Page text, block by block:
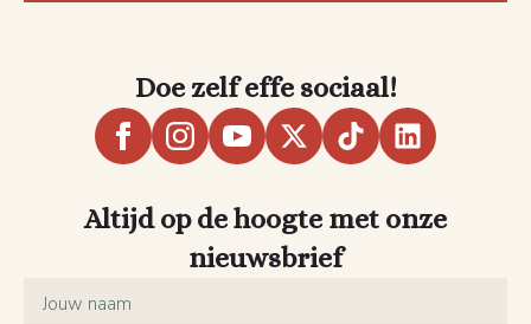
Doe zelf effe sociaal!
Altijd op de hoogte met onze
nieuwsbrief